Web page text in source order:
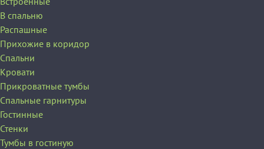
В спальню
Распашные
Прихожие в коридор
Спальни
Кровати
Прикроватные тумбы
Спальные гарнитуры
Гостинные
Стенки
Тумбы в гостиную